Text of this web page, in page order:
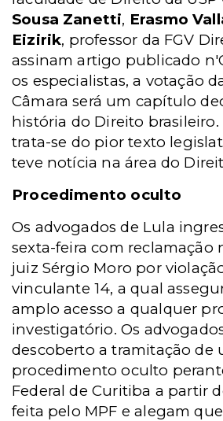
Sousa Zanetti, Erasmo
Eizirik, professor da FGV
assinam artigo publicado
os especialistas, a votação
Câmara será um capítulo
história do Direito brasileiro.
trata-se do pior texto
teve notícia na área do
Procedimento oculto
Os advogados de Lula
sexta-feira com reclamação
juiz Sérgio Moro por
vinculante 14, a qual
amplo acesso a qualquer
investigatório. Os
descoberto a tramitação de
procedimento oculto
Federal de Curitiba a partir
feita pelo MPF e alegam